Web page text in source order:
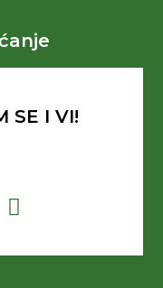
SE I VI!